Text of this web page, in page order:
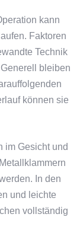
kann
Faktoren
Technik
bleiben
können sie
im Gesicht und
In den
und leichte
vollständig